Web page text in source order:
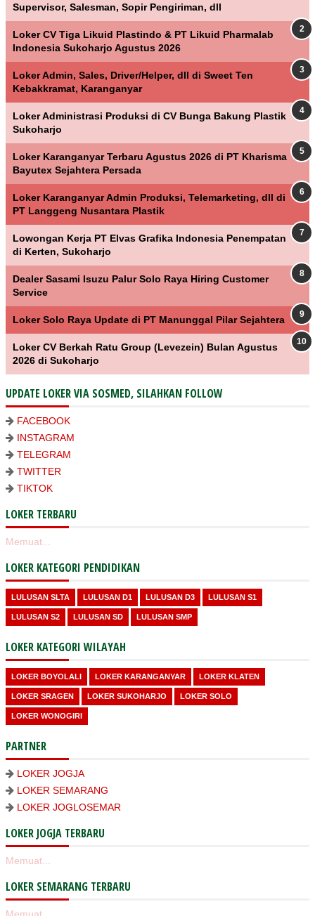
Supervisor, Salesman, Sopir Pengiriman, dll
Loker CV Tiga Likuid Plastindo & PT Likuid Pharmalab
Indonesia Sukoharjo Agustus 2026
Loker Admin, Sales, Driver/Helper, dll di Sweet Ten
Kebakkramat, Karanganyar
Loker Administrasi Produksi di CV Bunga Bakung Plastik
Sukoharjo
Loker Karanganyar Terbaru Agustus 2026 di PT Kharisma
Bayutex Sejahtera Persada
Loker Karanganyar Admin Produksi, Telemarketing, dll di
PT Langgeng Nusantara Plastik
Lowongan Kerja PT Elvas Grafika Indonesia Penempatan
di Kerten, Sukoharjo
Dealer Sasami Isuzu Palur Solo Raya Hiring Customer
Service
Loker Solo Raya Update di PT Manunggal Pilar Sejahtera
Loker CV Berkah Ratu Group (Levezein) Bulan Agustus
2026 di Sukoharjo
UPDATE LOKER VIA SOSMED, SILAHKAN FOLLOW
FACEBOOK
INSTAGRAM
TELEGRAM
TWITTER
TIKTOK
LOKER TERBARU
Memuat...
LOKER KATEGORI PENDIDIKAN
LULUSAN SLTA LULUSAN D1 LULUSAN D3 LULUSAN S1
LULUSAN S2 LULUSAN SD LULUSAN SMP
LOKER KATEGORI WILAYAH
LOKER BOYOLALI LOKER KARANGANYAR LOKER KLATEN
LOKER SRAGEN LOKER SUKOHARJO LOKER SOLO
LOKER WONOGIRI
PARTNER
LOKER JOGJA
LOKER SEMARANG
LOKER JOGLOSEMAR
LOKER JOGJA TERBARU
Memuat...
LOKER SEMARANG TERBARU
Memuat...